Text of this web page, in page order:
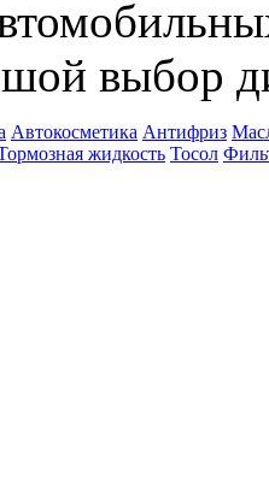
выбор
Автокосметика Антифриз
жидкость Тосол